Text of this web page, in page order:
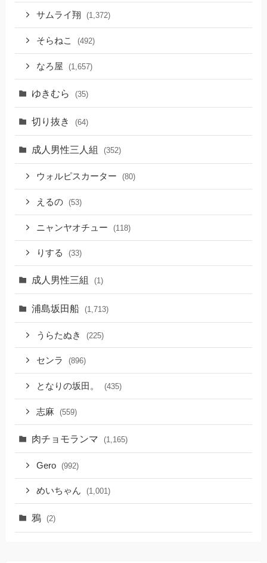
サムライ翔 (1,372)
そらねこ (492)
なろ屋 (1,657)
ゆきむら (35)
切り抜き (64)
成人男性三人組 (352)
ウォルピスカーター (80)
えるの (53)
ニャンヤオチュー (118)
りする (33)
成人男性三組 (1)
浦島坂田船 (1,713)
うらたぬき (225)
センラ (896)
となりの坂田。 (435)
志麻 (559)
肉チョモランマ (1,165)
Gero (992)
めいちゃん (1,001)
鴉 (2)